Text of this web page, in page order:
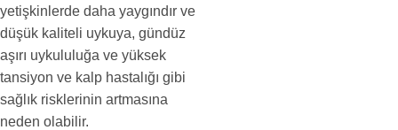
yetişkinlerde daha yaygındır ve
düşük kaliteli uykuya, gündüz
aşırı uykululuğa ve yüksek
tansiyon ve kalp hastalığı gibi
sağlık risklerinin artmasına
neden olabilir.